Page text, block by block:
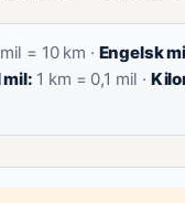
= 10 km · Engelsk
1 km = 0,1 mil ·